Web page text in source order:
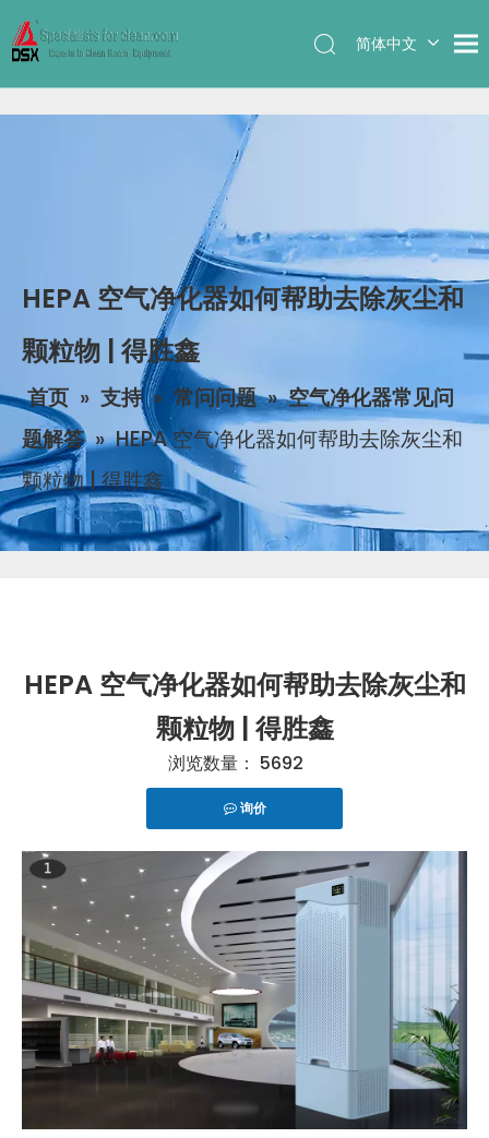
简体中文
HEPA 空气净化器如何帮助去除灰尘和
颗粒物 | 得胜鑫
首页 » 支持 » 常问问题 »空气净化器常见问
题解答 »HEPA 空气净化器如何帮助去除灰尘和
颗粒物 | 得胜鑫
HEPA 空气净化器如何帮助去除灰尘和
颗粒物 | 得胜鑫
浏览数量： 5692
询价